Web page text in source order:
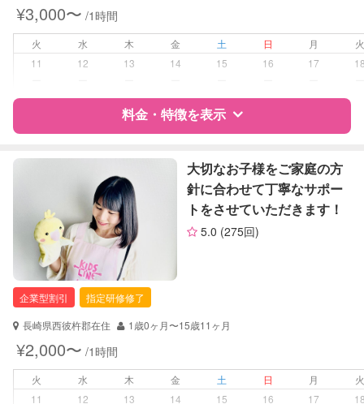
お泊まり保育
対応可否は個別に相談
レッスン なし
お引き受けしていません
お子様の撮影
（定期特典）
対応不可
¥3,000〜 /1時間
火 水 木 金 土 日 月
11
12 13 14 15 16 17
料金・特徴を表示
特徴 料金 レビュー
サポートの特徴
資格
幼稚園教諭
対応可能/特徴
送迎サポート
病児対応 病児、病後児、ともに不可
大切なお子様をご家庭の方
針に合わせて丁寧なサポー
トをさせていただきます！
5.0 (275回)
企業型割引
指定研修修了
長崎県西彼杵郡在住
1歳0ヶ月〜15歳11ヶ月
¥2,000〜 /1時間
火 水 木 金 土 日 月
11
12 13 14 15 16 17